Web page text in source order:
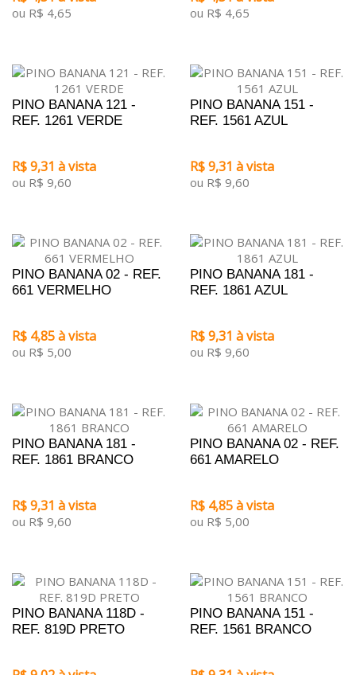
ou R$ 4,65 ou R$ 4,65
PINO BANANA 121 -
REF. 1261 VERDE
R$ 9,31 à vista
ou R$ 9,60
PINO BANANA 151 -
REF. 1561 AZUL
R$ 9,31 à vista
ou R$ 9,60
PINO BANANA 02 - REF.
661 VERMELHO
R$ 4,85 à vista
ou R$ 5,00
PINO BANANA 181 -
REF. 1861 AZUL
R$ 9,31 à vista
ou R$ 9,60
PINO BANANA 181 -
REF. 1861 BRANCO
R$ 9,31 à vista
ou R$ 9,60
PINO BANANA 02 - REF.
661 AMARELO
R$ 4,85 à vista
ou R$ 5,00
PINO BANANA 118D -
REF. 819D PRETO
PINO BANANA 151 -
REF. 1561 BRANCO